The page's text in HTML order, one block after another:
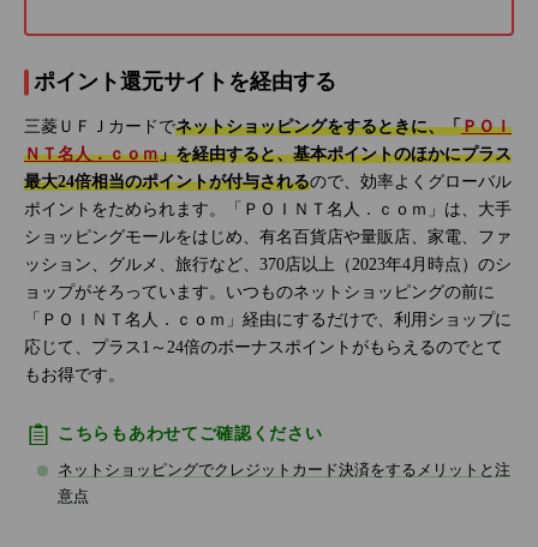
ポイント還元サイトを経由する
三菱ＵＦＪカードでネットショッピングをするときに、「ＰＯＩ
ＮＴ名人．ｃｏｍ」を経由すると、基本ポイントのほかにプラス
最大24倍相当のポイントが付与されるので、効率よくグローバル
ポイントをためられます。「ＰＯＩＮＴ名人．ｃｏｍ」は、大手
ショッピングモールをはじめ、有名百貨店や量販店、家電、ファ
ッション、グルメ、旅行など、370店以上（2023年4月時点）のシ
ョップがそろっています。いつものネットショッピングの前に
「ＰＯＩＮＴ名人．ｃｏｍ」経由にするだけで、利用ショップに
応じて、プラス1～24倍のボーナスポイントがもらえるのでとて
もお得です。
こちらもあわせてご確認ください
ネットショッピングでクレジットカード決済をするメリットと注
意点